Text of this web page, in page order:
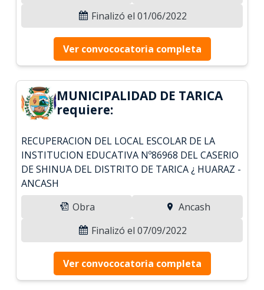
Finalizó el 01/06/2022
Ver convococatoria completa
MUNICIPALIDAD DE TARICA
requiere:
RECUPERACION DEL LOCAL ESCOLAR DE LA
INSTITUCION EDUCATIVA Nº86968 DEL CASERIO
DE SHINUA DEL DISTRITO DE TARICA ¿ HUARAZ -
ANCASH
Obra
Ancash
Finalizó el 07/09/2022
Ver convococatoria completa